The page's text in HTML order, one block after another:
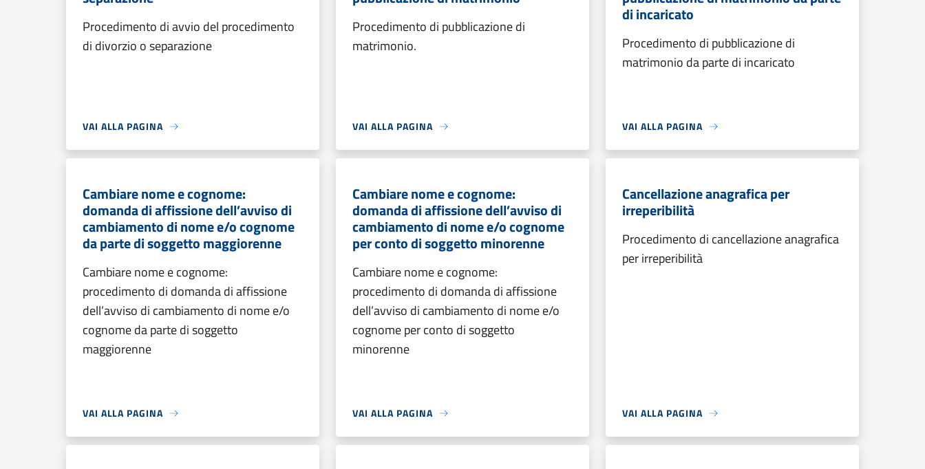
Procedimento di avvio del procedimento
di divorzio o separazione
VAI ALLA PAGINA
Procedimento di pubblicazione di
matrimonio.
VAI ALLA PAGINA
di incaricato
Procedimento di pubblicazione di
matrimonio da parte di incaricato
VAI ALLA PAGINA
Cambiare nome e cognome:
domanda di affissione dell’avviso di
cambiamento di nome e/o cognome
da parte di soggetto maggiorenne
Cambiare nome e cognome:
procedimento di domanda di affissione
dell’avviso di cambiamento di nome e/o
cognome da parte di soggetto
maggiorenne
VAI ALLA PAGINA
Cambiare nome e cognome:
domanda di affissione dell’avviso di
cambiamento di nome e/o cognome
per conto di soggetto minorenne
Cambiare nome e cognome:
procedimento di domanda di affissione
dell’avviso di cambiamento di nome e/o
cognome per conto di soggetto
minorenne
VAI ALLA PAGINA
Cancellazione anagrafica per
irreperibilità
Procedimento di cancellazione anagrafica
per irreperibilità
VAI ALLA PAGINA